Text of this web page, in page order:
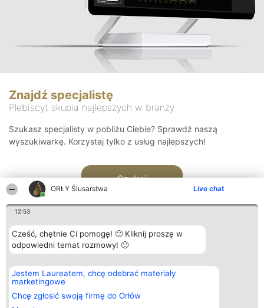
ORŁY Ślusarstwa Live chat
12:53
Cześć, chętnie Ci pomogę! 🙂 Kliknij proszę w
odpowiedni temat rozmowy! 🙂
Jestem Laureatem, chcę odebrać materiały
marketingowe
Chcę zgłosić swoją firmę do Orłów
Znajdź specjalistę
Plebiscyt skupia najlepszych w branży
Szukasz specjalisty w pobliżu Ciebie? Sprawdź naszą
wyszukiwarkę. Korzystaj tylko z usług najlepszych!
Szukaj
Organizator plebiscytu
Bright Side Solutions sp. z o.
o. sp. k.
ul. Ruska 22
Wrocław 50-079
Plebiscyt
Laureaci
wszystkich
Laureatów
Kontakt
Kontakt